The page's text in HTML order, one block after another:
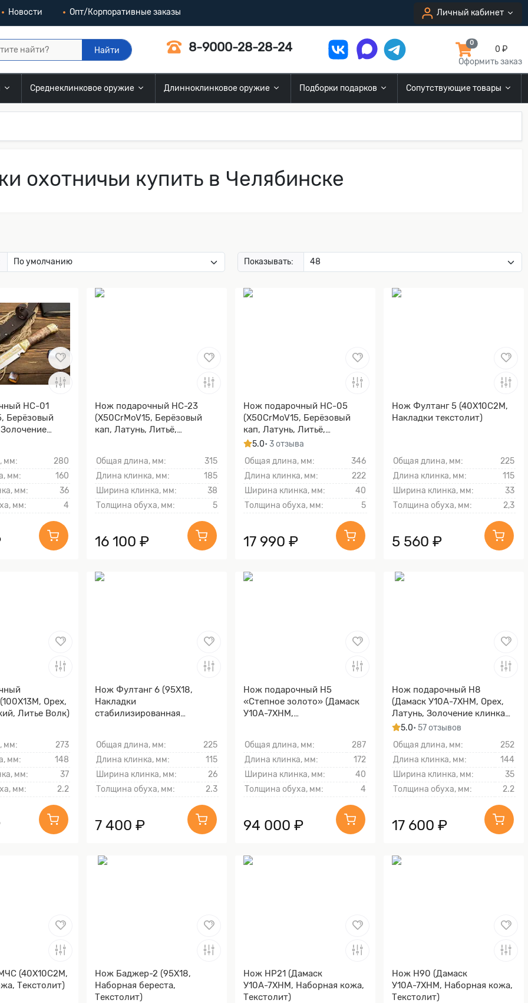
Новости Опт/Корпоративные заказы Личный кабинет
Найти 8-9000-28-28-24 0
0 ₽
Оформить заказ
Среднеклинковое оружие Длинноклинковое оружие Подборки подарков Сопутствующие товары
охотничьи купить в Челябинске
Показывать:
НС-01
Берёзовый
мм:
280
мм:
160
мм:
36
мм:
4
Нож подарочный НС-23
(X50CrMoV15, Берёзовый
кап, Латунь, Литьё,
Общая длина, мм:
315
Длина клинка, мм:
185
Ширина клинка, мм:
38
Толщина обуха, мм:
5
16 100 ₽
Нож подарочный НС-05
(X50CrMoV15, Берёзовый
кап, Латунь, Литьё,
Золочение клинка гарды и
5.0• 3 отзыва
Общая длина, мм:
346
Длина клинка, мм:
222
Ширина клинка, мм:
40
Толщина обуха, мм:
5
17 990 ₽
Нож Фултанг 5 (40Х10С2М,
Накладки текстолит)
Общая длина, мм:
225
Длина клинка, мм:
115
Ширина клинка, мм:
33
Толщина обуха, мм:
2,3
5 560 ₽
Орех,
Литье Волк)
мм:
273
мм:
148
мм:
37
мм:
2.2
Нож Фултанг 6 (95Х18,
Накладки
стабилизированная
Общая длина, мм:
225
Длина клинка, мм:
115
Ширина клинка, мм:
26
Толщина обуха, мм:
2.3
7 400 ₽
Нож подарочный Н5
«Степное золото» (Дамаск
У10А-7ХНМ,
гарды и тыльника)
Общая длина, мм:
287
Длина клинка, мм:
172
Ширина клинка, мм:
40
Толщина обуха, мм:
4
94 000 ₽
Нож подарочный Н8
(Дамаск У10А-7ХНМ, Орех,
Латунь, Золочение клинка
гарды и тыльника)
5.0• 57 отзывов
Общая длина, мм:
252
Длина клинка, мм:
144
Ширина клинка, мм:
35
Толщина обуха, мм:
2.2
17 600 ₽
(40Х10С2М,
Текстолит)
Нож Баджер-2 (95Х18,
Наборная береста,
Текстолит)
Нож НР21 (Дамаск
У10А-7ХНМ, Наборная кожа,
Текстолит)
Нож Н90 (Дамаск
У10А-7ХНМ, Наборная кожа,
Текстолит)